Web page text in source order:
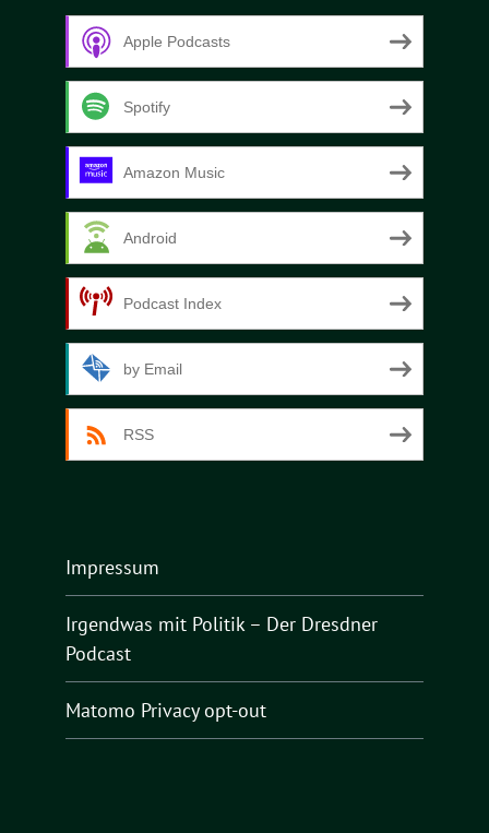
Apple Podcasts
Spotify
Amazon Music
Android
Podcast Index
by Email
RSS
Impressum
Irgendwas mit Politik – Der Dresdner
Podcast
Matomo Privacy opt-out